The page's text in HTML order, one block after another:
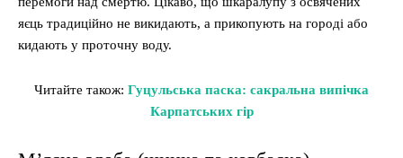
яєць традиційно не викидають, а прикопують на городі або
кидають у проточну воду.
Читайте також: Гуцульська паска: сакральна випічка
Карпатських гір